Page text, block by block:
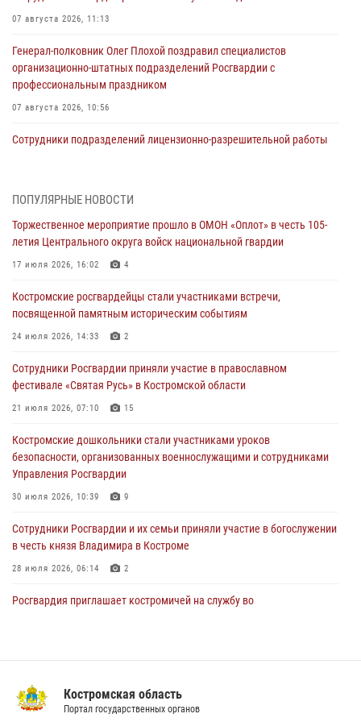
07 августа 2026, 11:13
Генерал-полковник Олег Плохой поздравил специалистов
организационно-штатных подразделений Росгвардии с
профессиональным праздником
07 августа 2026, 10:56
Сотрудники подразделений лицензионно-разрешительной работы
06 августа 2026, 07:50
В Костромской области продолжается проведение акции «Каникулы
с Росгвардией»
05 августа 2026, 12:04
В Росгвардии по Костромской области проходят мероприятия,
посвященные 108-й годовщине со дня рождения генерала армии
Ивана Кирилловича Яковлева
Состоялась рабочая встреча директора Росгвардии Героя России
генерала армии Виктора Золотова с заместителем полномочного
Кавказском федеральном округе Виталием Кузнецовым
31 июля 2026, 07:08 4
Росгвардейцы знакомят костромичей со службой в ведомстве
ПОПУЛЯРНЫЕ НОВОСТИ
Торжественное мероприятие прошло в ОМОН «Оплот» в честь 105-
летия Центрального округа войск национальной гвардии
17 июля 2026, 16:02 4
Костромские росгвардейцы стали участниками встречи,
посвященной памятным историческим событиям
24 июля 2026, 14:33 2
Сотрудники Росгвардии приняли участие в православном
фестивале «Святая Русь» в Костромской области
21 июля 2026, 07:10 15
Костромские дошкольники стали участниками уроков
безопасности, организованных военнослужащими и сотрудниками
Управления Росгвардии
30 июля 2026, 10:39 9
Cотрудники Росгвардии и их семьи приняли участие в богослужении
в честь князя Владимира в Костроме
28 июля 2026, 06:14 2
Росгвардия приглашает костромичей на службу во
охраны Росгвардии за последнюю неделю в Костроме
14 июля 2026, 06:44
Костромская область
Портал государственных органов